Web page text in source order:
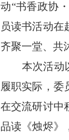
动“书香政协
员读书活动在
齐聚一堂、共
本次活动
履职实际，委
在交流研讨中
品读《烛烬》